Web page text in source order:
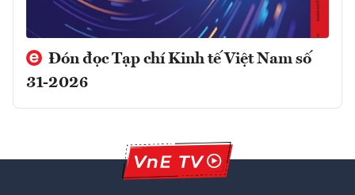
Đón đọc Tạp chí Kinh tế Việt Nam số
31-2026